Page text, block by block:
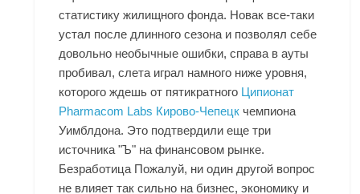
статистику жилищного фонда. Новак все-таки
устал после длинного сезона и позволял себе
довольно необычные ошибки, справа в ауты
пробивал, слета играл намного ниже уровня,
которого ждешь от пятикратного Ципионат
Pharmacom Labs Кирово-Чепецк чемпиона
Уимблдона. Это подтвердили еще три
источника "Ъ" на финансовом рынке.
Безработица Пожалуй, ни один другой вопрос
не влияет так сильно на бизнес, экономику и